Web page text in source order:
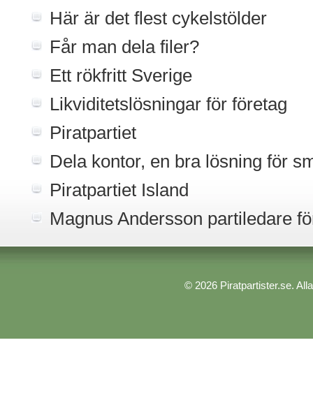
Här är det flest cykelstölder
Får man dela filer?
Ett rökfritt Sverige
Likviditetslösningar för företag
Piratpartiet
Dela kontor, en bra lösning för
Piratpartiet Island
Magnus Andersson partiledare
© 2026 Piratpartister.se.